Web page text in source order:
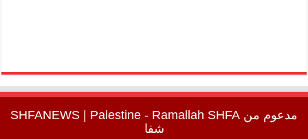
مدعوم من SHFANEWS | Palestine - Ramallah SHFA
شفا